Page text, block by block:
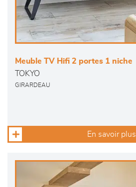
Meuble TV Hifi 2 portes 1 niche
TOKYO
GIRARDEAU
En savoir plus